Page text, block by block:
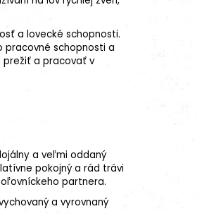
a lovecké schopnosti.
pracovné schopnosti a
prežiť a pracovať v
a veľmi oddaný
pokojný a rád trávi
partnera.
a vyrovnaný